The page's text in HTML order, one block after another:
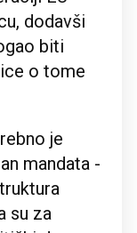
dodavši
biti
o tome
je
mandata -
su za